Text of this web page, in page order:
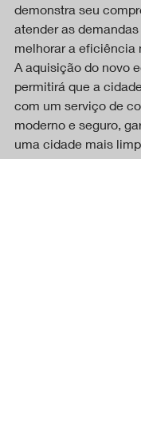
demonstra seu
atender as
melhorar a eficiência
A aquisição do novo
permitirá que a
com um serviço de
moderno e seguro,
uma cidade mais
para todos.